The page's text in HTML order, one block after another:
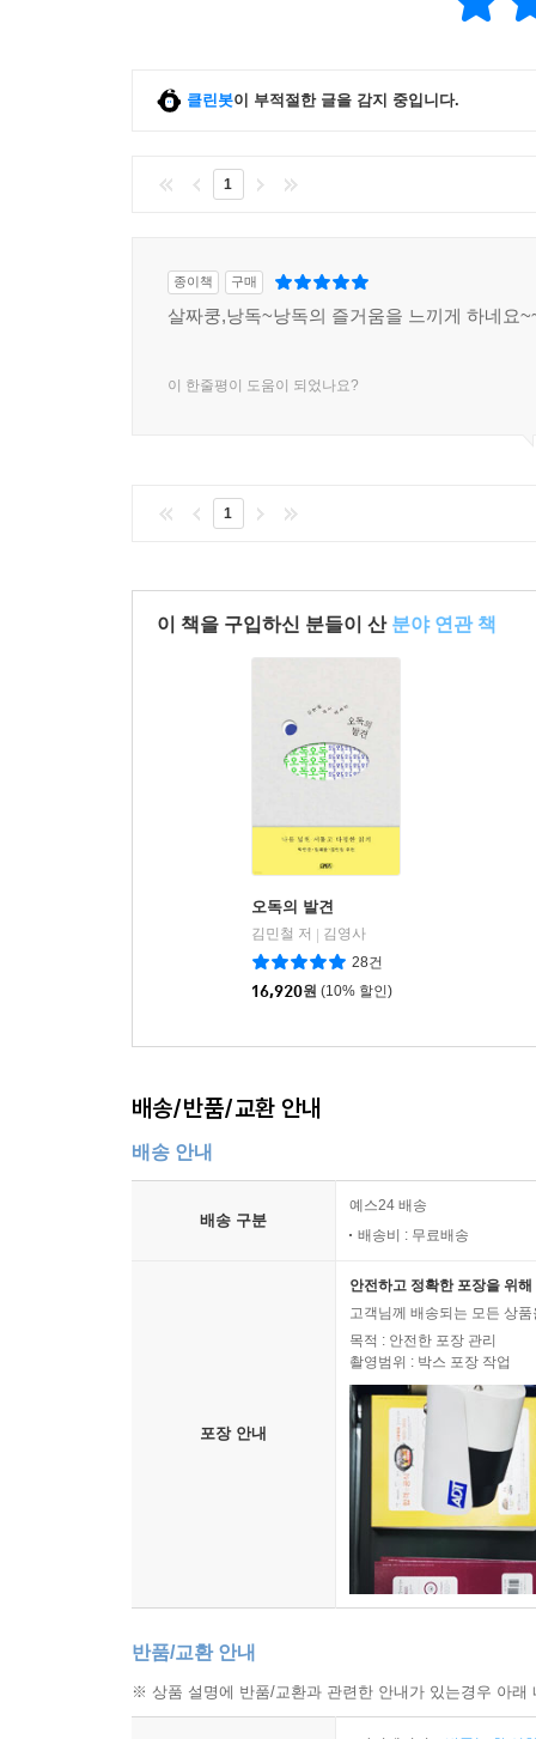
클린봇이 부적절한 글을 감지 중입니다.
1
종이책 구매
살짜쿵,낭독~낭독의 즐거움을 느끼게 하네요
이 한줄평이 도움이 되었나요?
1
이 책을 구입하신 분들이 산 분야 연관 책
오독의 발견
김민철 저 | 김영사
28건
16,920원 (10% 할인)
배송/반품/교환 안내
배송 안내
배송 구분
예스24 배송
배송비 : 무료배송
포장 안내
안전하고 정확한 포장을 위
고객님께 배송되는 모든 상
목적 : 안전한 포장 관리
촬영범위 : 박스 포장 작업
반품/교환 안내
※ 상품 설명에 반품/교환과 관련한 안내가 있는경우 아